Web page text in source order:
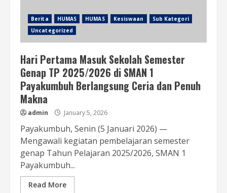
Berita HUMAS HUMAS Kesiswaan
Sub Kategori
Uncategorized
Hari Pertama Masuk Sekolah Semester
Genap TP 2025/2026 di SMAN 1
Payakumbuh Berlangsung Ceria dan Penuh
Makna
admin January 5, 2026
Payakumbuh, Senin (5 Januari 2026) —
Mengawali kegiatan pembelajaran semester
genap Tahun Pelajaran 2025/2026, SMAN 1
Payakumbuh...
Read More